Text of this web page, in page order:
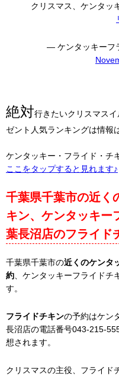
クリスマス、ケンタッ
— ケンタッキーフ
絶対行きたいクリスマス
ゼント人気ランキングは情報
ケンタッキー・フライド・チ
ここをタップすると見れます♪
千葉県千葉市の近く
キン、ケンタッキー
葉長沼店のフライド
千葉県千葉市の近くのケンタ
約 、ケンタッキーフライド
す。
フライドチキンの予約はケン
長沼店の電話番号043-215-
想されます。
クリスマスの主役、フライド